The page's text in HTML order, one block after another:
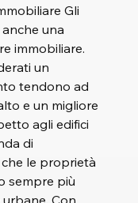
Gli
una
immobiliare.
un
tendono ad
e un migliore
agli edifici
di
le proprietà
sempre più
Con